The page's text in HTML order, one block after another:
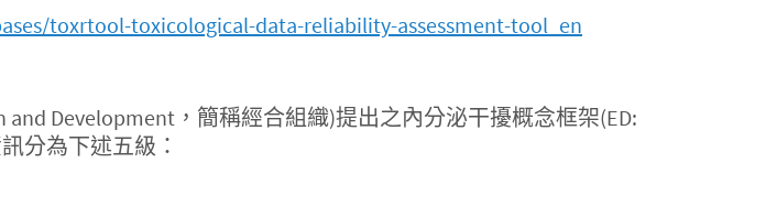
toxrtool-toxicological-data-reliability-assessment-tool_en
and Development，簡稱經合組織)提出之內分泌干擾概念框架(ED:
分為下述五級：